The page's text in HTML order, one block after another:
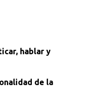
hablar y
de la